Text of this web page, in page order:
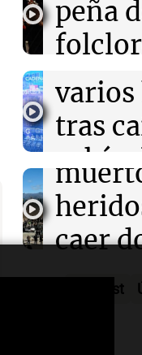
01:31 Ciencia
Reducir
disminuye
salud, según
Una
Rosario
peña
Tarde y
Episodios
varios
tras
desde
Panorama
Audio.
caer
desde
Audio.
noche
Audio.
Podcast